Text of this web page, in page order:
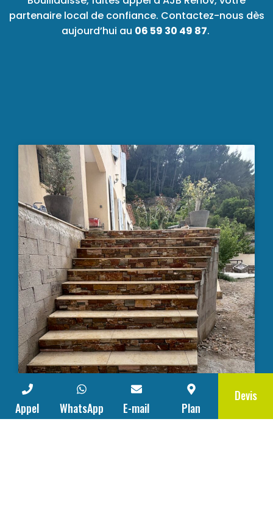
partenaire local de confiance. Contactez-nous dès
aujourd’hui au 06 59 30 49 87.
Appel WhatsApp E-mail Plan
Devis